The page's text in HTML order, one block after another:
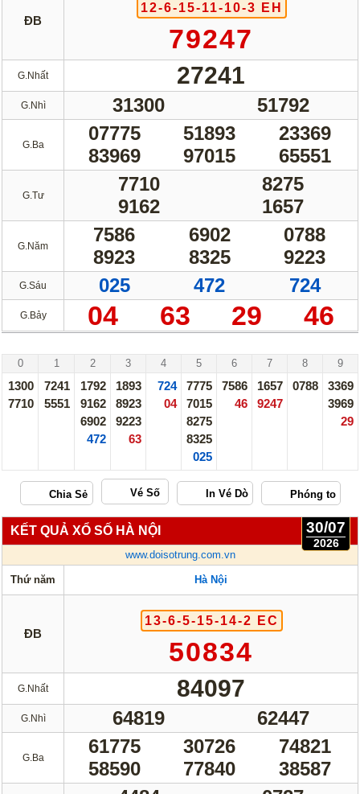
Max 3D
Truyền thống Mega 6/45
Lotto 5/35
Max3D Pro
Tin Tức
Thống kê XSMN Thống kê XSMT
Thống kê XSMB Tin tức tổng hợp
ĐB
12-6-15-11-10-3 EH
79247
G.Nhất 27241
G.Nhì 31300 51792
G.Ba
07775 51893
23369
83969
97015 65551
G.Tư
7710
8275
9162
1657
G.Năm
7586 6902
0788
8923
8325 9223
G.Sáu 025 472 724
G.Bảy 04 63 29 46
0 1 2 3 4 5 6 7 8 9
1300
7710
7241
5551
1792
9162
6902
472
1893
8923
9223
63
724
04
7775
7015
8275
8325
025
7586
46
1657
9247
0788
3369
3969
29
Vé Số
30/07
2026
KẾT QUẢ XỔ SỐ HÀ NỘI
www.doisotrung.com.vn
Thứ năm Hà Nội
ĐB
13-6-5-15-14-2 EC
50834
G.Nhất 84097
G.Nhì 64819 62447
G.Ba
61775 30726
74821
58590
77840 38587